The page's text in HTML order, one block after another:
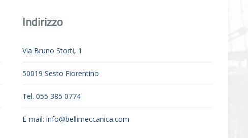
Indirizzo
Via Bruno Storti, 1
50019 Sesto Fiorentino
Tel. 055 385 0774
E-mail:info@bellimeccanica.com